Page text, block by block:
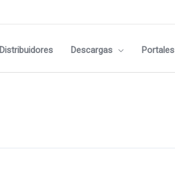
Distribuidores Descargas Portales